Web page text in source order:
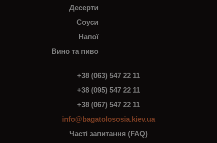
Десерти
Соуси
Напої
Вино та пиво
+38 (063) 547 22 11
+38 (095) 547 22 11
+38 (067) 547 22 11
info@bagatolososia.kiev.ua
Часті запитання (FAQ)